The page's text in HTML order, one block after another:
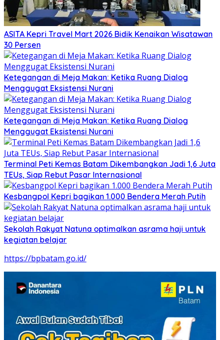
ASITA Kepri Travel Mart 2026 Bidik Kenaikan Wisatawan
30 Persen
Ketegangan di Meja Makan: Ketika Ruang Dialog
Menggugat Eksistensi Nurani
Ketegangan di Meja Makan: Ketika Ruang Dialog
Menggugat Eksistensi Nurani
Terminal Peti Kemas Batam Dikembangkan Jadi 1,6 Juta
TEUs, Siap Rebut Pasar Internasional
Kesbangpol Kepri bagikan 1.000 Bendera Merah Putih
Sekolah Rakyat Natuna optimalkan asrama haji untuk
kegiatan belajar
https://bpbatam.go.id/